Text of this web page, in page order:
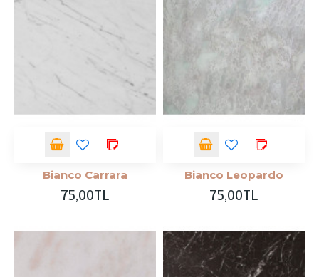
Bianco Carrara
75,00TL
Bianco Leopardo
75,00TL